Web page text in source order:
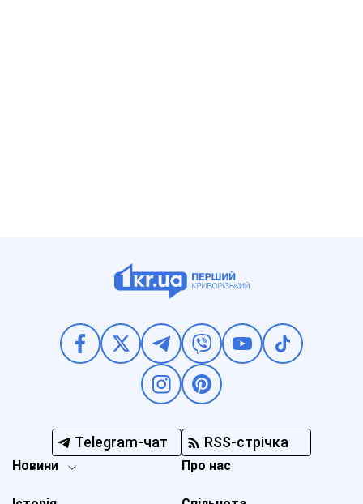
Telegram-чат RSS-стрічка
Новини Про нас